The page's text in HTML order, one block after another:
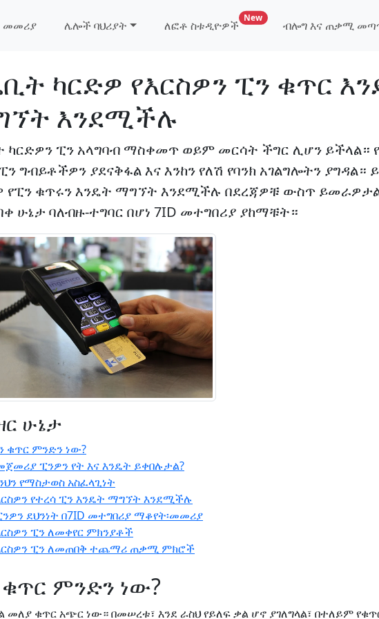
መመሪያ ሌሎች ባህሪያት ለፎቶ ስቱዲዮዎች
Newለፎቶ ስቱዲዮዎች እና ለቪዛ
ብሎግ እና ጠቃሚ
ካርድዎ የእርስዎን ፒን ቁጥር
እንደሚችሉ
ካርድዎን ፒን አላግባብ ማስቀመጥ ወይም መርሳት ችግር ሊሆን ይችላል።
ግብይቶችዎን ያደናቅፋል እና እንከን የለሽ የባንክ አገልግሎትን
የፒን ቁጥሩን እንዴት ማግኘት እንደሚችሉ በደረጃዎቹ ውስጥ ይመራዎታል
ሁኔታ ባለብዙ-ተግባር በሆነ 7ID መተግበሪያ ያከማቹት።
ሁኔታ
ቁጥር ምንድን ነው?
ፒንዎን የት እና እንዴት ይቀበሉታል?
የማስታወስ አስፈላጊነት
የተረሳ ፒን እንዴት ማግኘት እንደሚችሉ
ደህንነት በ7ID መተግበሪያ ማቆየት፡መመሪያ
ፒን ለመቀየር ምክንያቶች
ፒን ለመጠበቅ ተጨማሪ ጠቃሚ ምክሮች
ምንድን ነው?
መለያ ቁጥር አጭር ነው። በመሠረቱ፣ እንደ ራስህ የይለፍ ቃል ሆኖ ያገለግላል፣ በተለይም